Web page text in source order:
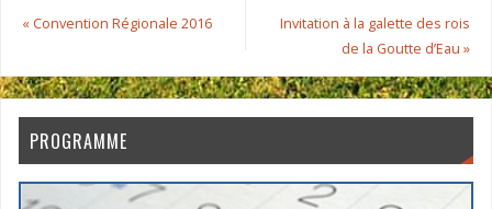
«Convention Régionale 2016
Invitation à la galette des rois
de la Goutte d’Eau»
PROGRAMME